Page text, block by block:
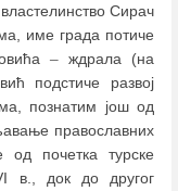
Сирач
име града потиче
– ждрала (на
подстиче развој
познатим још од
православних
од почетка турске
в., док до другог